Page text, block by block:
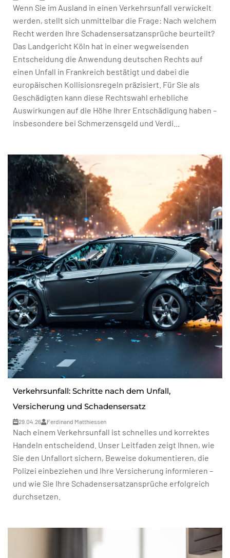
Wenn Sie im Ausland in einen Verkehrsunfall verwickelt
werden, stellt sich unmittelbar die Frage: Nach welchem
Recht werden Ihre Schadensersatzansprüche beurteilt?
Das Landgericht Köln hat in einer wegweisenden
Entscheidung die Anwendung deutschen Rechts auf
einen Unfall in Frankreich bestätigt und dabei die
europäischen Kollisionsregeln präzisiert. Für Sie als
Geschädigten kann diese Rechtswahl erhebliche
Auswirkungen auf die Höhe Ihrer Entschädigung haben –
insbesondere bei Schmerzensgeld und Verdi...
Verkehrsunfall: Schritte nach dem Unfall,
Versicherung und Schadensersatz
29.04.26 Ferdinand Matthiessen
Nach einem Verkehrsunfall ist schnelles und korrektes
Handeln entscheidend. Unser Leitfaden zeigt Ihnen, wie
Sie den Unfallort sichern, Beweise dokumentieren, die
Polizei einbeziehen und Ihre Versicherung informieren –
und wie Sie Ihre Schadensersatzansprüche erfolgreich
durchsetzen.